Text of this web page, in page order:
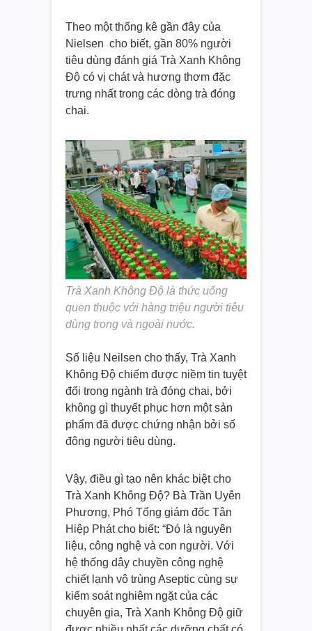
Theo một thống kê gần đây của
Nielsen cho biết, gần 80% người
tiêu dùng đánh giá Trà Xanh Không
Độ có vị chát và hương thơm đặc
trưng nhất trong các dòng trà đóng
chai.
Trà Xanh Không Độ là thức uống
quen thuộc với hàng triệu người tiêu
dùng trong và ngoài nước.
Số liệu Neilsen cho thấy, Trà Xanh
Không Độ chiếm được niềm tin tuyệt
đối trong ngành trà đóng chai, bởi
không gì thuyết phục hơn một sản
phẩm đã được chứng nhận bởi số
đông người tiêu dùng.
Vậy, điều gì tạo nên khác biệt cho
Trà Xanh Không Độ? Bà Trần Uyên
Phương, Phó Tổng giám đốc Tân
Hiệp Phát cho biết: “Đó là nguyên
liệu, công nghệ và con người. Với
hệ thống dây chuyền công nghệ
chiết lạnh vô trùng Aseptic cùng sự
kiểm soát nghiêm ngặt của các
chuyên gia, Trà Xanh Không Độ giữ